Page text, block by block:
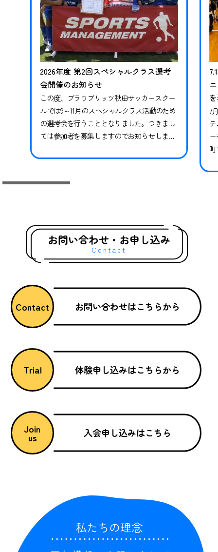
2026年度 第2回スペシャルクラス選考
会開催のお知らせ
この度、ブラウブリッツ秋田サッカースクー
ルでは9～11月のスペシャルクラス活動のため
の選考会を行うこととなりました。つきまし
ては参加者を募集しますのでお知らせしま
継続ではありませんので、必ずお申し込みな
参加いただけなかった場合、対象期間のトレ
7
っ
お問い合わせ・お申し込み
Contact
Contact お問い合わせはこちらから
Trial 体験申し込みはこちらから
Join
us 入会申し込みはこちら
私たちの理念